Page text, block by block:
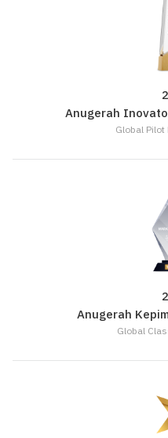
Anugerah
Global Pilot
Anugerah
Global